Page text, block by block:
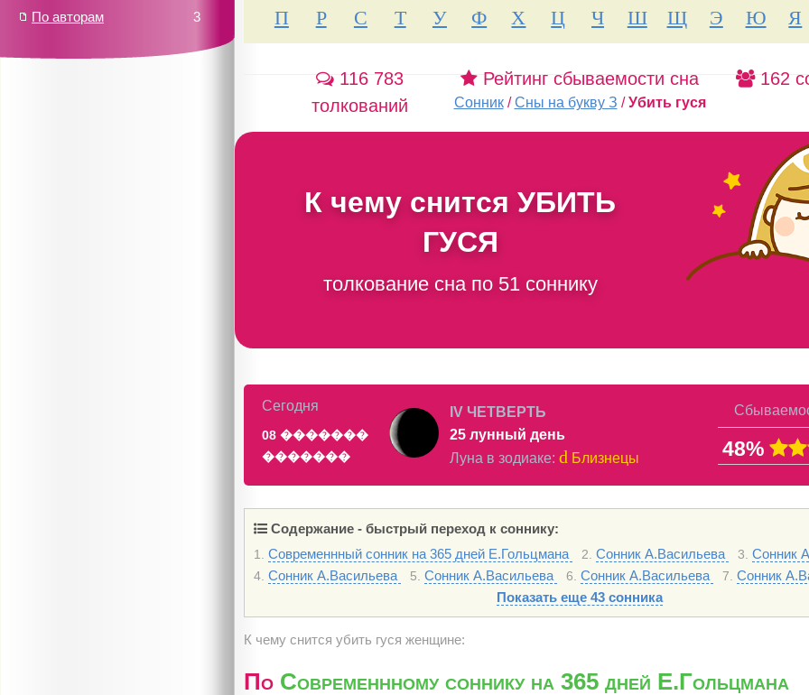
П
Р С Т У Ф Х Ц Ч Ш Щ Э Ю Я
116 783
толкований
Рейтинг сбываемости сна 162
Сонник /Сны на букву З /Убить гуся
К чему снится УБИТЬ
ГУСЯ
толкование сна по 51 соннику
Сегодня
08 �������
�������
IV ЧЕТВЕРТЬ
25 лунный день
Луна в зодиаке: d Близнецы 48%
Содержание - быстрый переход к соннику:
1. Современнный сонник на 365 дней Е.Гольцмана 2. Сонник А.Васильева 3. Сонник
4. Сонник А.Васильева 5. Сонник А.Васильева 6. Сонник А.Васильева 7. Сонник
Показать еще 43 сонника
К чему снится убить гуся женщине:
По Современнному соннику на 365 дней Е.Гольцмана
3
По авторам